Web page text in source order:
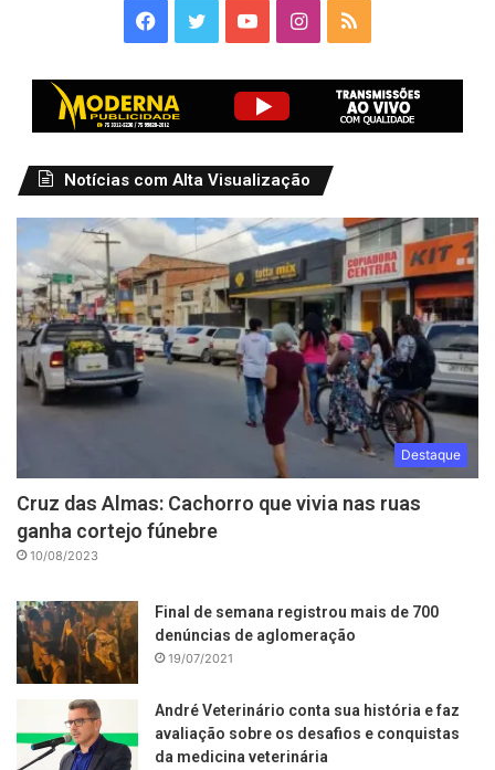
Facebook
TwitterYouTubeInstagram
RSS
Notícias com Alta Visualização
Destaque
Cruz das Almas: Cachorro que vivia nas ruas
ganha cortejo fúnebre
10/08/2023
Final de semana registrou mais de 700
denúncias de aglomeração
19/07/2021
André Veterinário conta sua história e faz
avaliação sobre os desafios e conquistas
da medicina veterinária